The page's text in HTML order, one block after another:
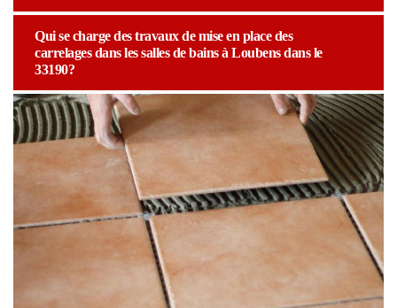
Qui se charge des travaux de mise en place des
carrelages dans les salles de bains à Loubens dans le
33190?